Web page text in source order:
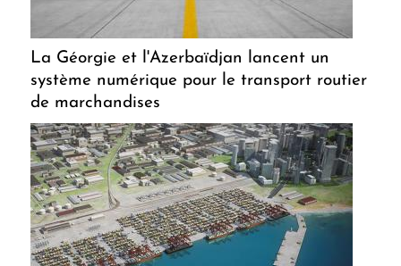
La Géorgie et l'Azerbaïdjan lancent un
système numérique pour le transport routier
de marchandises